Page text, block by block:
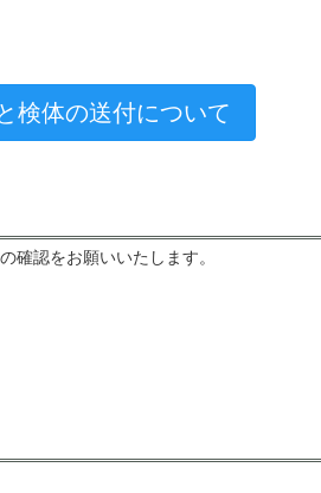
体の送付について
確認をお願いいたします。